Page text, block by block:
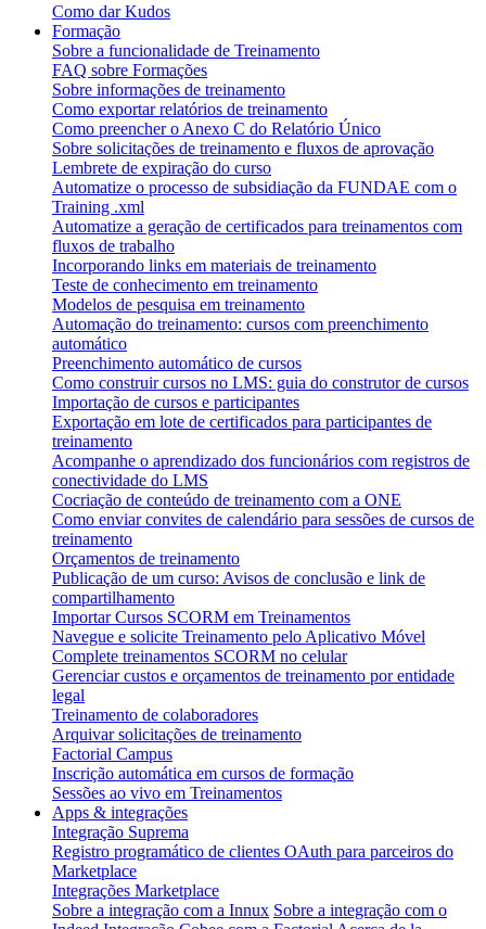
Como dar Kudos
Formação
Sobre a funcionalidade de Treinamento
FAQ sobre Formações
Sobre informações de treinamento
Como exportar relatórios de treinamento
Como preencher o Anexo C do Relatório Único
Sobre solicitações de treinamento e fluxos de aprovação
Lembrete de expiração do curso
Automatize o processo de subsidiação da FUNDAE com o
Training .xml
Automatize a geração de certificados para treinamentos com
fluxos de trabalho
Incorporando links em materiais de treinamento
Teste de conhecimento em treinamento
Modelos de pesquisa em treinamento
Automação do treinamento: cursos com preenchimento
automático
Preenchimento automático de cursos
Como construir cursos no LMS: guia do construtor de cursos
Importação de cursos e participantes
Exportação em lote de certificados para participantes de
treinamento
Acompanhe o aprendizado dos funcionários com registros de
conectividade do LMS
Cocriação de conteúdo de treinamento com a ONE
Como enviar convites de calendário para sessões de cursos de
treinamento
Orçamentos de treinamento
Publicação de um curso: Avisos de conclusão e link de
compartilhamento
Importar Cursos SCORM em Treinamentos
Navegue e solicite Treinamento pelo Aplicativo Móvel
Complete treinamentos SCORM no celular
Gerenciar custos e orçamentos de treinamento por entidade
legal
Treinamento de colaboradores
Arquivar solicitações de treinamento
Factorial Campus
Inscrição automática em cursos de formação
Sessões ao vivo em Treinamentos
Apps & integrações
Integração Suprema
Registro programático de clientes OAuth para parceiros do
Marketplace
Integrações Marketplace
Sobre a integração com a Innux Sobre a integração com o